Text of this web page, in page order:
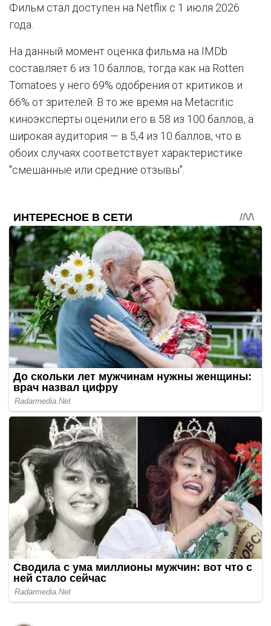
Фильм стал доступен на Netflix с 1 июля 2026
года.
На данный момент оценка фильма на IMDb
составляет 6 из 10 баллов, тогда как на Rotten
Tomatoes у него 69% одобрения от критиков и
66% от зрителей. В то же время на Metacritic
киноэксперты оценили его в 58 из 100 баллов, а
широкая аудитория — в 5,4 из 10 баллов, что в
обоих случаях соответствует характеристике
"смешанные или средние отзывы".